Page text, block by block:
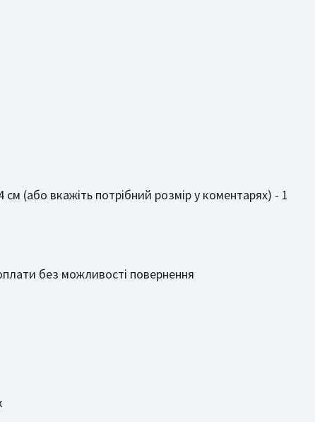
(або вкажіть потрібний розмір у коментарях) - 1
без можливості повернення